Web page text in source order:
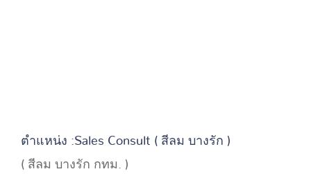
ตำแหน่ง :Sales Consult ( สีลม บางรัก )
( สีลม บางรัก กทม. )